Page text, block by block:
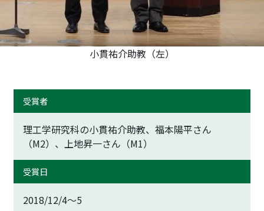
小貫祐介助教（左）
受賞者
理工学研究科の小貫祐介助教、福本陽平さん
（M2）、上地昇一さん（M1）
受賞日
2018/12/4～5